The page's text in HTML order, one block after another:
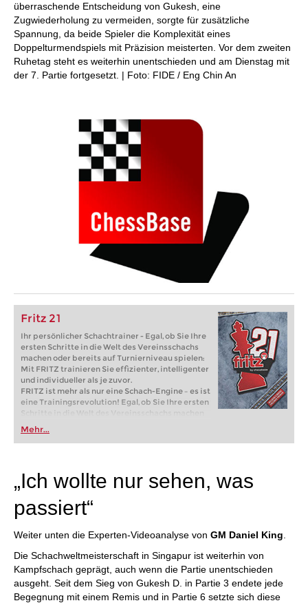
überraschende Entscheidung von Gukesh, eine
Zugwiederholung zu vermeiden, sorgte für zusätzliche
Spannung, da beide Spieler die Komplexität eines
Doppelturmendspiels mit Präzision meisterten. Vor dem zweiten
Ruhetag steht es weiterhin unentschieden und am Dienstag mit
der 7. Partie fortgesetzt. | Foto: FIDE / Eng Chin An
Fritz 21
Ihr persönlicher Schachtrainer - Egal, ob Sie Ihre
ersten Schritte in die Welt des Vereinsschachs
machen oder bereits auf Turnierniveau spielen:
Mit FRITZ trainieren Sie effizienter, intelligenter
und individueller als je zuvor.
FRITZ ist mehr als nur eine Schach-Engine – es ist
eine Trainingsrevolution! Egal, ob Sie Ihre ersten
Schritte in die Welt des Vereinsschachs machen
oder bereits auf Turnierniveau spielen: Mit
FRITZ trainieren Sie effizienter, intelligenter und
individueller als je zuvor.
Mehr...
„Ich wollte nur sehen, was
passiert“
Weiter unten die Experten-Videoanalyse von GM Daniel King
Die Schachweltmeisterschaft in Singapur ist weiterhin von
Kampfschach geprägt, auch wenn die Partie unentschieden
ausgeht. Seit dem Sieg von Gukesh D. in Partie 3 endete jede
Begegnung mit einem Remis und in Partie 6 setzte sich diese